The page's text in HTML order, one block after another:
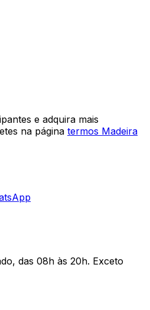
e adquira mais
na página termos Madeira
das 08h às 20h. Exceto